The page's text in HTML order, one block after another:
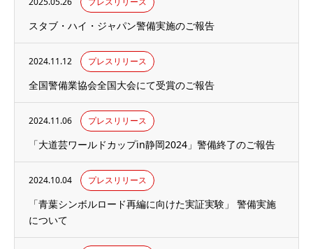
スタブ・ハイ・ジャパン警備実施のご報告
2024.11.12 プレスリリース
全国警備業協会全国大会にて受賞のご報告
2024.11.06 プレスリリース
「大道芸ワールドカップin静岡2024」警備終了のご報告
2024.10.04 プレスリリース
「青葉シンボルロード再編に向けた実証実験」 警備実施
について